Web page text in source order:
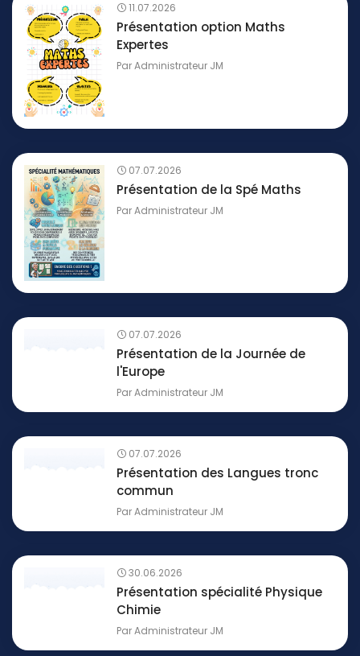
11.07.2026
Présentation option Maths
Expertes
ParAdministrateur JM
07.07.2026
Présentation de la Spé Maths
ParAdministrateur JM
07.07.2026
Présentation de la Journée de
l'Europe
ParAdministrateur JM
07.07.2026
Présentation des Langues tronc
commun
ParAdministrateur JM
30.06.2026
Présentation spécialité Physique
Chimie
ParAdministrateur JM